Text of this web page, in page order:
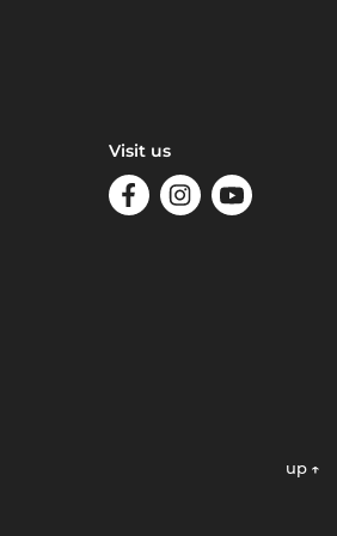
Visit us
up